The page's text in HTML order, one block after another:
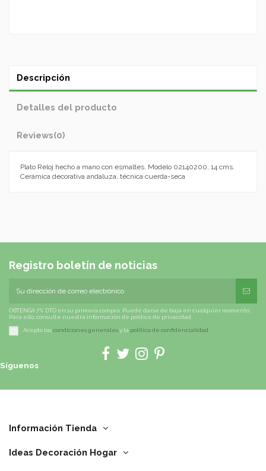
Descripción
Detalles del producto
Reviews(0)
Plato Reloj hecho a mano con esmaltes. Modelo 02140200, 14 cms.
Cerámica decorativa andaluza, técnica cuerda-seca
Registro boletín de noticias
OBTENGA 7% DTO en su primera compra. Puede darse de baja en cualquier momento.
Para ello, consulte nuestra información de política de privacidad.
Acepto lascondiciones generalesy la política de confidencialidad
Síguenos
Información Tienda
Ideas Decoración Hogar